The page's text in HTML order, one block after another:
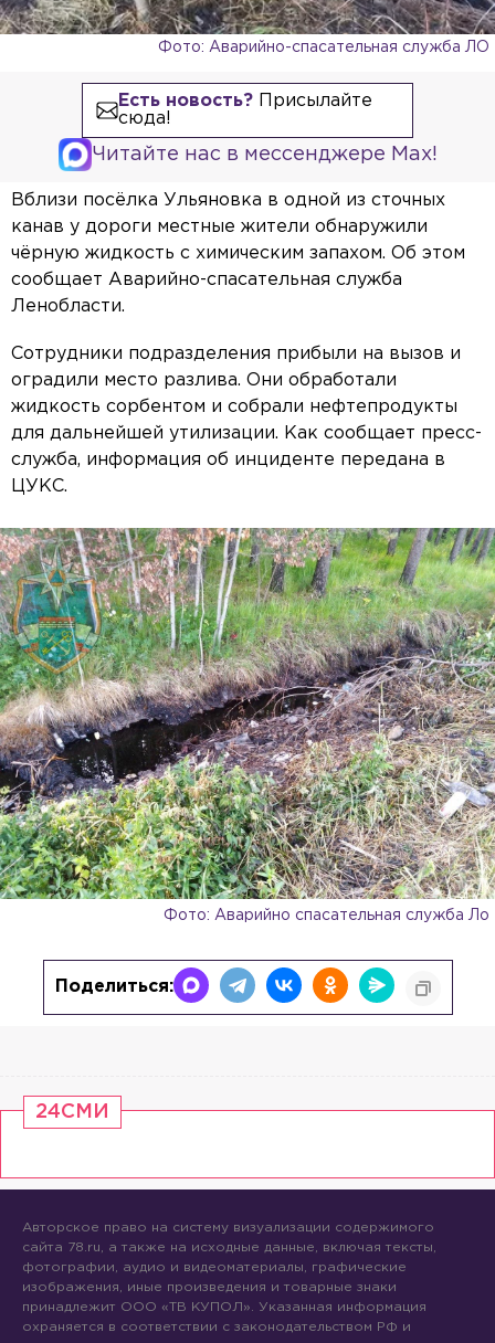
Фото: Аварийно-спасательная служба ЛО
Есть новость?Присылайте
сюда!
Читайте нас в мессенджере Max!
Вблизи посёлка Ульяновка в одной из сточных
канав у дороги местные жители обнаружили
чёрную жидкость с химическим запахом. Об этом
сообщает Аварийно-спасательная служба
Ленобласти.
Сотрудники подразделения прибыли на вызов и
оградили место разлива. Они обработали
жидкость сорбентом и собрали нефтепродукты
для дальнейшей утилизации. Как сообщает пресс-
служба, информация об инциденте передана в
ЦУКС.
Фото: Аварийно спасательная служба Ло
Поделиться:
24СМИ
Авторское право на систему визуализации содержимого
сайта 78.ru, а также на исходные данные, включая тексты,
фотографии, аудио и видеоматериалы, графические
изображения, иные произведения и товарные знаки
принадлежит ООО «ТВ КУПОЛ». Указанная информация
охраняется в соответствии с законодательством РФ и